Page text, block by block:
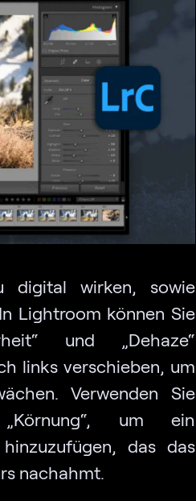
digital wirken, sowie
Lightroom können Sie
und „Dehaze“
links verschieben, um
Verwenden Sie
um ein
das das
nachahmt.